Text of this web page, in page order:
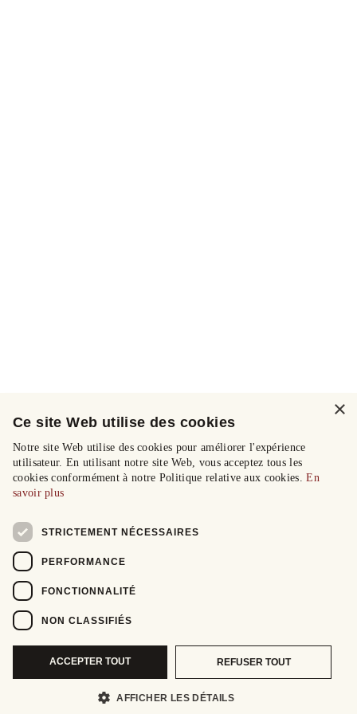
×
Ce site Web utilise des cookies
Notre site Web utilise des cookies pour améliorer l'expérience
utilisateur. En utilisant notre site Web, vous acceptez tous les
cookies conformément à notre Politique relative aux cookies.En
savoir plus
STRICTEMENT NÉCESSAIRES
PERFORMANCE
FONCTIONNALITÉ
NON CLASSIFIÉS
ACCEPTER TOUT REFUSER TOUT
AFFICHER LES DÉTAILS